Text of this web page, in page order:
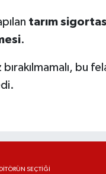
tarım
.
bu
SEÇTIĞI